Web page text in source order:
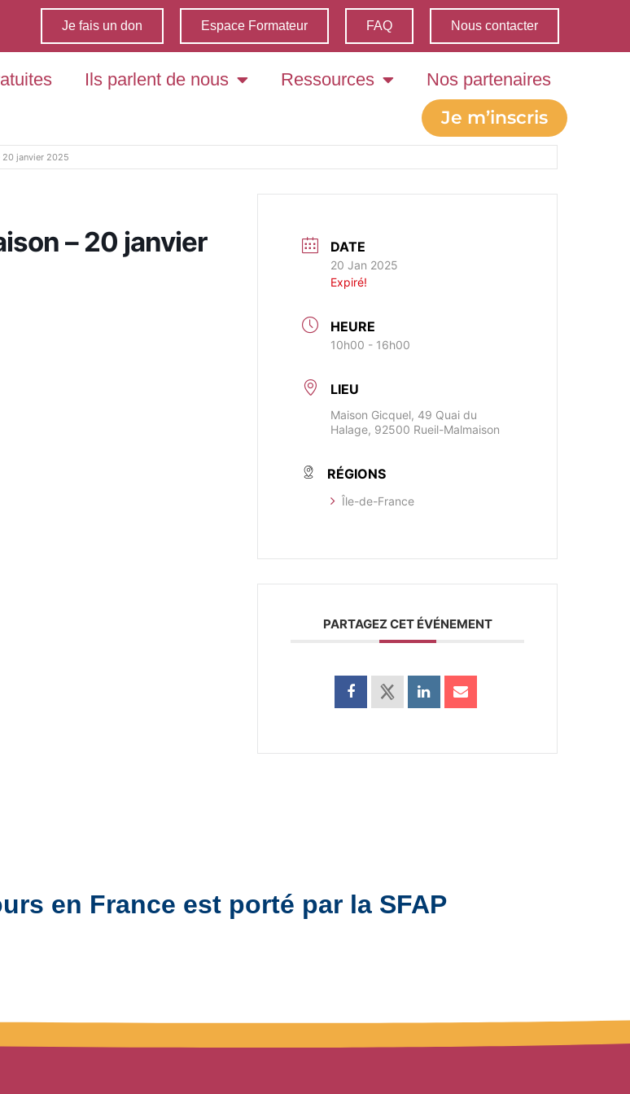
Je fais un don Espace Formateur FAQ Nous contacter
Ils parlent de nous Ressources Nos partenaires
Je m’inscris
20 janvier 2025
– 20 janvier
DATE
20 Jan 2025
Expiré!
HEURE
10h00 - 16h00
LIEU
Maison Gicquel, 49 Quai du
Halage, 92500 Rueil-Malmaison
RÉGIONS
​Île-de-France
PARTAGEZ CET ÉVÉNEMENT
en France est porté par la SFAP